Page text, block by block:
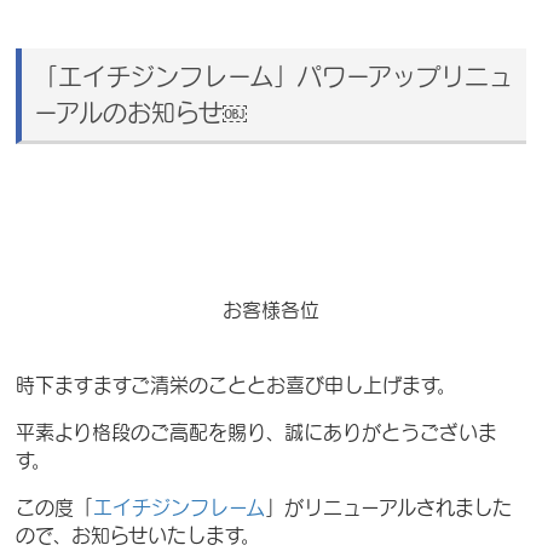
「エイチジンフレーム」パワーアップリニュ
ーアルのお知らせ￼
お客様各位
時下ますますご清栄のこととお喜び申し上げます。
平素より格段のご高配を賜り、誠にありがとうございま
す。
この度「エイチジンフレーム 」がリニューアルされました
ので、お知らせいたします。